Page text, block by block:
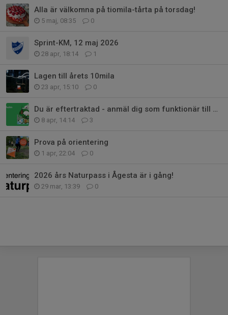
Alla är välkomna på tiomila-tårta på torsdag!
5 maj, 08:35 0
Sprint-KM, 12 maj 2026
28 apr, 18:14 1
Lagen till årets 10mila
23 apr, 15:10 0
Du är eftertraktad - anmäl dig som funktionär till O-Ringen Stockholm 2027
8 apr, 14:14 3
Prova på orientering
1 apr, 22:04 0
2026 års Naturpass i Ågesta är i gång!
29 mar, 13:39 0